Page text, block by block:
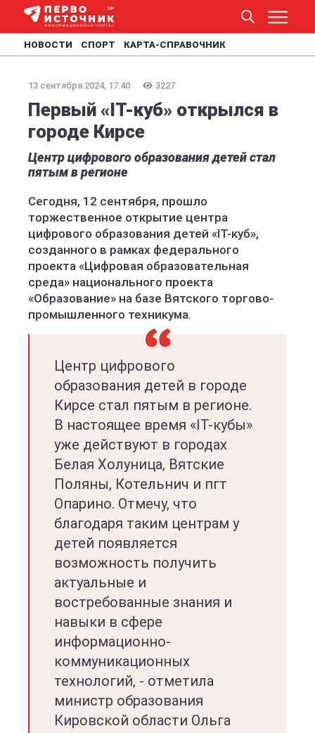
НОВОСТИ СПОРТ КАРТА-СПРАВОЧНИК
13 сентября 2024, 17:40 3227
Первый «IT-куб» открылся в
городе Кирсе
Центр цифрового образования детей стал
пятым в регионе
Сегодня, 12 сентября, прошло
торжественное открытие центра
цифрового образования детей «IT-куб»,
созданного в рамках федерального
проекта «Цифровая образовательная
среда» национального проекта
«Образование» на базе Вятского торгово-
промышленного техникума.
Центр цифрового
образования детей в городе
Кирсе стал пятым в регионе.
В настоящее время «IT-кубы»
уже действуют в городах
Белая Холуница, Вятские
Поляны, Котельнич и пгт
Опарино. Отмечу, что
благодаря таким центрам у
детей появляется
возможность получить
актуальные и
востребованные знания и
навыки в сфере
информационно-
коммуникационных
технологий, - отметила
министр образования
Кировской области Ольга